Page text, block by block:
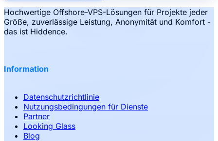
Hochwertige Offshore-VPS-Lösungen für Projekte jeder
Größe, zuverlässige Leistung, Anonymität und Komfort -
das ist Hiddence.
Information
Datenschutzrichtlinie
Nutzungsbedingungen für Dienste
Partner
Looking Glass
Blog